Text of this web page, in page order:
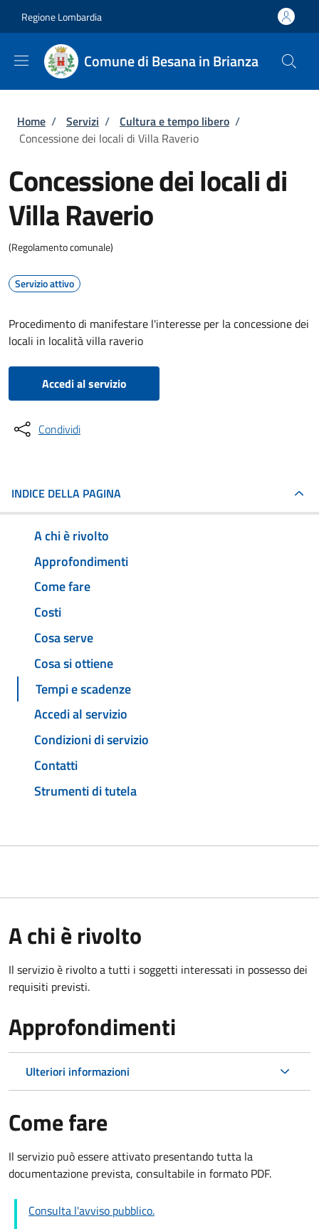
Regione Lombardia
Comune di Besana in Brianza
Briciole di pane
Home / Servizi / Cultura e tempo libero /
Concessione dei locali di Villa Raverio
Concessione dei locali di
Villa Raverio
(Regolamento comunale)
Servizio attivo
Procedimento di manifestare l'interesse per la concessione dei
locali in località villa raverio
Accedi al servizio
Condividi
INDICE DELLA PAGINA
A chi è rivolto
Approfondimenti
Come fare
Costi
Cosa serve
Cosa si ottiene
Tempi e scadenze
Accedi al servizio
Condizioni di servizio
Contatti
Strumenti di tutela
A chi è rivolto
Il servizio è rivolto a tutti i soggetti interessati in possesso dei
requisiti previsti.
Approfondimenti
Ulteriori informazioni
Come fare
Il servizio può essere attivato presentando tutta la
documentazione prevista, consultabile in formato PDF.
Consulta l'avviso pubblico.